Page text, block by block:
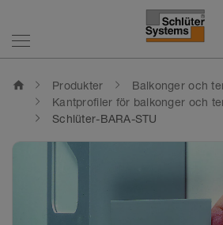
home Produkter
Balkonger och
Kantprofiler för balkonger och
Schlüter-BARA-STU